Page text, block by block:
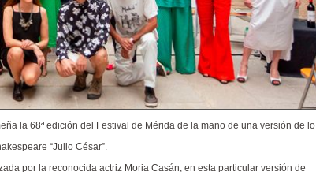
la 68ª edición del Festival de Mérida de la mano de una versión de lo
“Julio César”.
por la reconocida actriz Moria Casán, en esta particular versión de